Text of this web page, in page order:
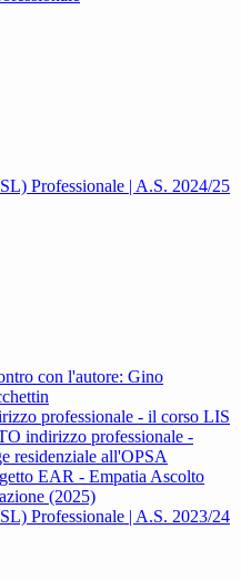
Professionale | A.S. 2024/25
con l'autore: Gino
professionale - il corso LIS
indirizzo professionale -
residenziale all'OPSA
EAR - Empatia Ascolto
(2025)
Professionale | A.S. 2023/24